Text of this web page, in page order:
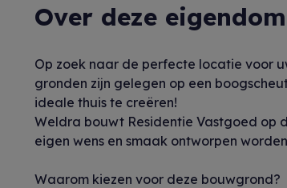
Over deze eigendom
Op zoek naar de perfecte locatie voor
gronden zijn gelegen op een
ideale thuis te creëren!
Weldra bouwt Residentie Vastgoed op
eigen wens en smaak ontworpen
Waarom kiezen voor deze bouwgrond?